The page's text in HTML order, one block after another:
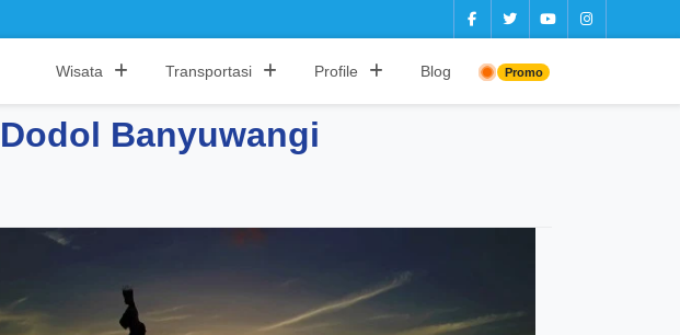
Wisata Transportasi Profile Blog Promo
Banyuwangi